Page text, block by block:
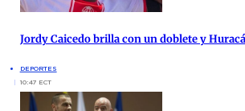
Jordy Caicedo brilla con un doblete y
DEPORTES
10:47 ECT